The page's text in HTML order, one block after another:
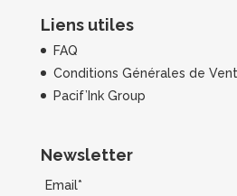
Liens utiles
FAQ
Conditions Générales de
Pacif’Ink Group
Newsletter
Email*